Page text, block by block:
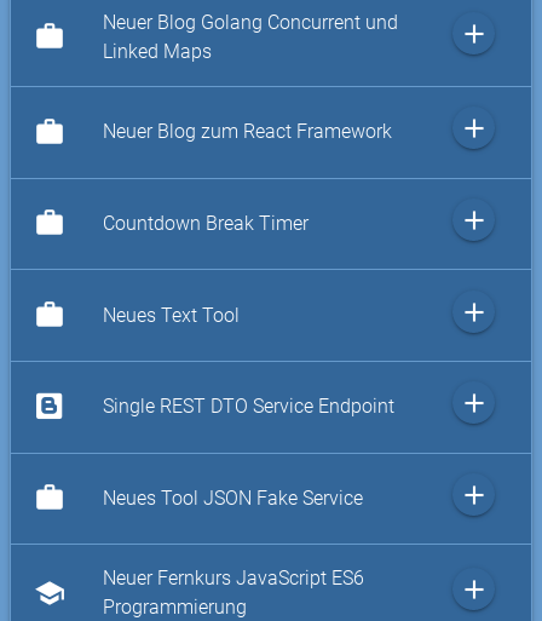
work
Neuer Blog Golang Concurrent und
Linked Maps
add
work Neuer Blog zum React Framework add
work Countdown Break Timer add
work Neues Text Tool add
Single REST DTO Service Endpoint add
work Neues Tool JSON Fake Service add
school
Neuer Fernkurs JavaScript ES6
Programmierung
add